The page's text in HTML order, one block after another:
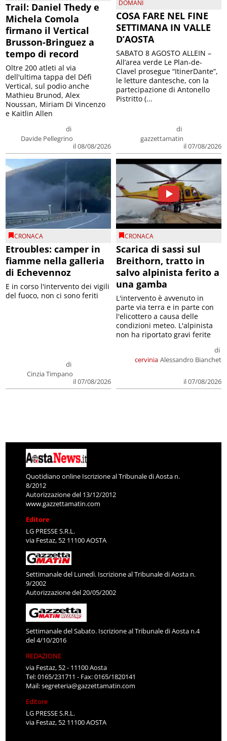
Trail: Daniel Thedy e
Michela Comola
firmano il Vertical
Brusson-Bringuez a
tempo di record
di
Davide Pellegrino
il 08/08/2026
Oltre 200 atleti al via
dell'ultima tappa del Défì
Vertical, sul podio anche
Mathieu Brunod, Alex
Noussan, Miriam Di Vincenzo
e Kaitlin Allen
DOMANI
COSA FARE NEL FINE
SETTIMANA IN VALLE
D’AOSTA
di
gazzettamatin
il 07/08/2026
SABATO 8 AGOSTO ALLEIN –
All’area verde Le Plan-de-
Clavel prosegue “ItinerDante”,
le letture dantesche, con la
partecipazione di Antonello
Pistritto (...
CRONACA
Etroubles: camper in
fiamme nella galleria
di Echevennoz
di
Cinzia Timpano
il 07/08/2026
E in corso l'intervento dei vigili
del fuoco, non ci sono feriti
CRONACA
Scarica di sassi sul
Breithorn, tratto in
salvo alpinista ferito a
una gamba
cervinia
di
Alessandro Bianchet
il 07/08/2026
L'intervento è avvenuto in
parte via terra e in parte con
l'elicottero a causa delle
condizioni meteo. L'alpinista
non ha riportato gravi ferite
Quotidiano online Iscrizione al Tribunale di Aosta n.
8/2012
Autorizzazione del 13/12/2012
www.gazzettamatin.com
Editore
LG PRESSE S.R.L.
via Festaz, 52 11100 AOSTA
Settimanale del Lunedì. Iscrizione al Tribunale di Aosta n.
9/2002
Autorizzazione del 20/05/2002
Settimanale del Sabato. Iscrizione al Tribunale di Aosta n.4
del 4/10/2016
REDAZIONE
via Festaz, 52 - 11100 Aosta
Tel: 0165/231711 - Fax: 0165/1820141
Mail:segreteria@gazzettamatin.com
Editore
LG PRESSE S.R.L.
via Festaz, 52 11100 AOSTA